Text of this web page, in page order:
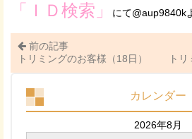
「ＩＤ検索」 にて@aup9840k
前の記事
トリミングのお客様（18日）
ト
カレンダー
2026年8月